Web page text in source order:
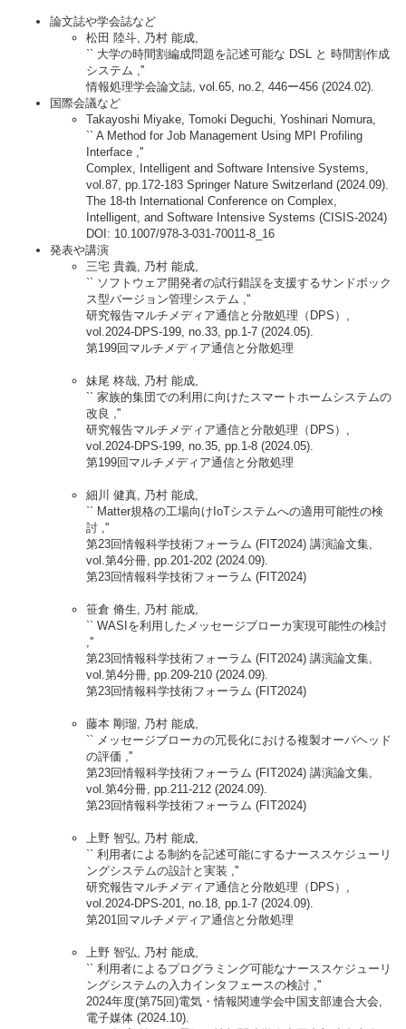
論文誌や学会誌など
松田 陸斗, 乃村 能成,
`` 大学の時間割編成問題を記述可能な DSL と 時間割作成
システム ,''
情報処理学会論文誌, vol.65, no.2, 446ー456 (2024.02).
国際会議など
Takayoshi Miyake, Tomoki Deguchi, Yoshinari Nomura,
`` A Method for Job Management Using MPI Profiling
Interface ,''
Complex, Intelligent and Software Intensive Systems,
vol.87, pp.172-183 Springer Nature Switzerland (2024.09).
The 18-th International Conference on Complex,
Intelligent, and Software Intensive Systems (CISIS-2024)
DOI: 10.1007/978-3-031-70011-8_16
発表や講演
三宅 貴義, 乃村 能成,
`` ソフトウェア開発者の試行錯誤を支援するサンドボック
ス型バージョン管理システム ,''
研究報告マルチメディア通信と分散処理（DPS）,
vol.2024-DPS-199, no.33, pp.1-7 (2024.05).
第199回マルチメディア通信と分散処理
妹尾 柊哉, 乃村 能成,
`` 家族的集団での利用に向けたスマートホームシステムの
改良 ,''
研究報告マルチメディア通信と分散処理（DPS）,
vol.2024-DPS-199, no.35, pp.1-8 (2024.05).
第199回マルチメディア通信と分散処理
細川 健真, 乃村 能成,
`` Matter規格の工場向けIoTシステムへの適用可能性の検
討 ,''
第23回情報科学技術フォーラム (FIT2024) 講演論文集,
vol.第4分冊, pp.201-202 (2024.09).
第23回情報科学技術フォーラム (FIT2024)
笹倉 脩生, 乃村 能成,
`` WASIを利用したメッセージブローカ実現可能性の検討
,''
第23回情報科学技術フォーラム (FIT2024) 講演論文集,
vol.第4分冊, pp.209-210 (2024.09).
第23回情報科学技術フォーラム (FIT2024)
藤本 剛瑠, 乃村 能成,
`` メッセージブローカの冗長化における複製オーバヘッド
の評価 ,''
第23回情報科学技術フォーラム (FIT2024) 講演論文集,
vol.第4分冊, pp.211-212 (2024.09).
第23回情報科学技術フォーラム (FIT2024)
上野 智弘, 乃村 能成,
`` 利用者による制約を記述可能にするナーススケジューリ
ングシステムの設計と実装 ,''
研究報告マルチメディア通信と分散処理（DPS）,
vol.2024-DPS-201, no.18, pp.1-7 (2024.09).
第201回マルチメディア通信と分散処理
上野 智弘, 乃村 能成,
`` 利用者によるプログラミング可能なナーススケジューリ
ングシステムの入力インタフェースの検討 ,''
2024年度(第75回)電気・情報関連学会中国支部連合大会,
電子媒体 (2024.10).